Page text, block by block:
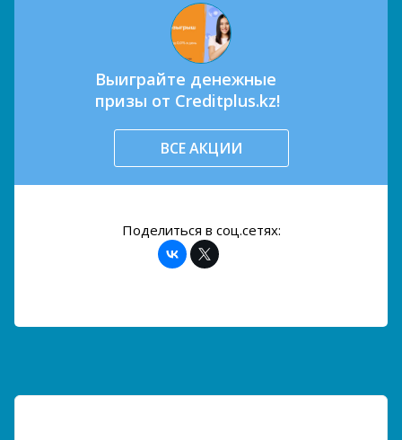
Выиграйте денежные
призы от Creditplus.kz!
ВСЕ АКЦИИ
Поделиться в соц.сетях: